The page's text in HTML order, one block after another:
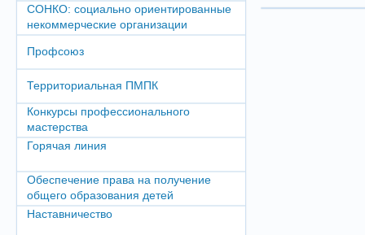
СОНКО: социально ориентированные
некоммерческие организации
Профсоюз
Территориальная ПМПК
Конкурсы профессионального
мастерства
Горячая линия
Обеспечение права на получение
общего образования детей
Наставничество